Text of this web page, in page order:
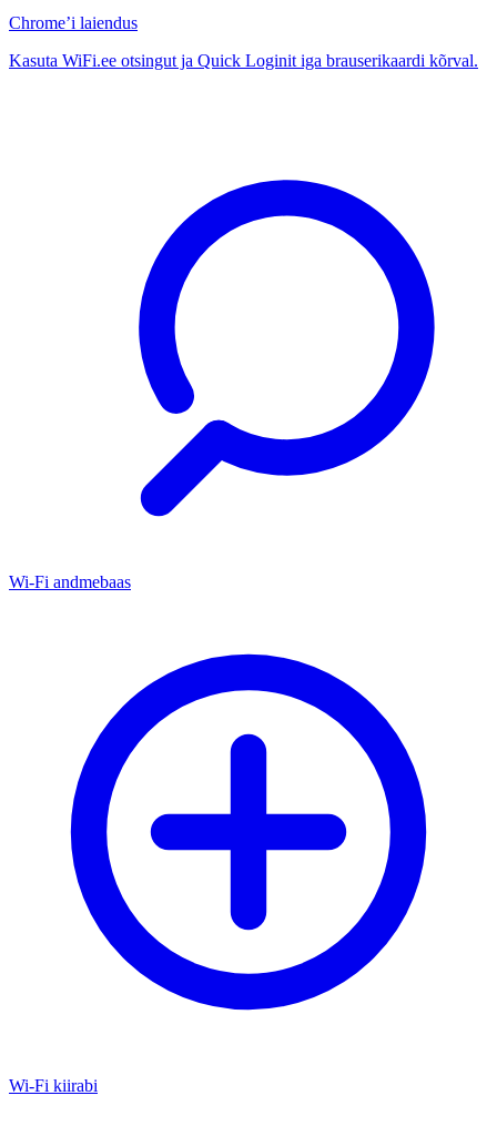
Chrome’i laiendus
Kasuta WiFi.ee otsingut ja Quick Loginit iga brauserikaardi kõrval.
Wi-Fi andmebaas
Wi-Fi kiirabi